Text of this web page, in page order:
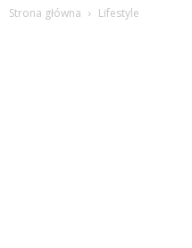
Strona główna Lifestyle